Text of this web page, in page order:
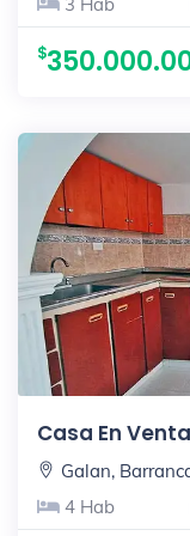
Casa En
Galan,
4 Hab